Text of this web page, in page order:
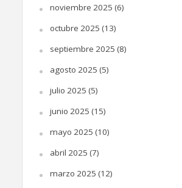
noviembre 2025 (6)
octubre 2025 (13)
septiembre 2025 (8)
agosto 2025 (5)
julio 2025 (5)
junio 2025 (15)
mayo 2025 (10)
abril 2025 (7)
marzo 2025 (12)